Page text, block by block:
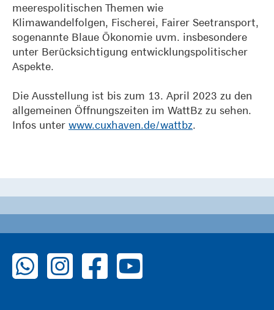
meerespolitischen Themen wie
Klimawandelfolgen, Fischerei, Fairer Seetransport,
sogenannte Blaue Ökonomie uvm. insbesondere
unter Berücksichtigung entwicklungspolitischer
Aspekte.
Die Ausstellung ist bis zum 13. April 2023 zu den
allgemeinen Öffnungszeiten im WattBz zu sehen.
Infos unter www.cuxhaven.de/wattbz.
zu WhatsAppzu Instagramzu Facebook
zu YouTube